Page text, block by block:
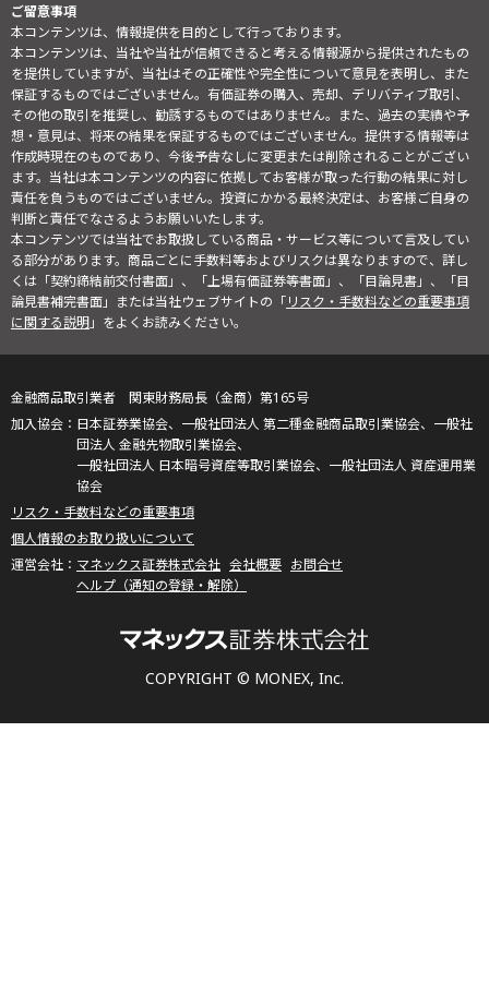
ご留意事項
本コンテンツは、情報提供を目的として行っております。
本コンテンツは、当社や当社が信頼できると考える情報源から提供されたもの
を提供していますが、当社はその正確性や完全性について意見を表明し、また
保証するものではございません。有価証券の購入、売却、デリバティブ取引、
その他の取引を推奨し、勧誘するものではありません。また、過去の実績や予
想・意見は、将来の結果を保証するものではございません。提供する情報等は
作成時現在のものであり、今後予告なしに変更または削除されることがござい
ます。当社は本コンテンツの内容に依拠してお客様が取った行動の結果に対し
責任を負うものではございません。投資にかかる最終決定は、お客様ご自身の
判断と責任でなさるようお願いいたします。
本コンテンツでは当社でお取扱している商品・サービス等について言及してい
る部分があります。商品ごとに手数料等およびリスクは異なりますので、詳し
くは「契約締結前交付書面」、「上場有価証券等書面」、「目論見書」、「目
論見書補完書面」または当社ウェブサイトの「リスク・手数料などの重要事項
に関する説明」をよくお読みください。
COPYRIGHT © MONEX, Inc.
金融商品取引業者 関東財務局長（金商）第165号
日本証券業協会、一般社団法人 第二種金融商品取引業協会、一般社
団法人 金融先物取引業協会、
一般社団法人 日本暗号資産等取引業協会、一般社団法人 資産運用業
協会
リスク・手数料などの重要事項
個人情報のお取り扱いについて
マネックス証券株式会社 会社概要 お問合せ
ヘルプ（通知の登録・解除）